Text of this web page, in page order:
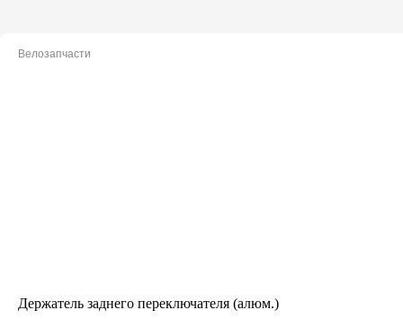
Велозапчасти
Держатель заднего переключателя (алюм.)